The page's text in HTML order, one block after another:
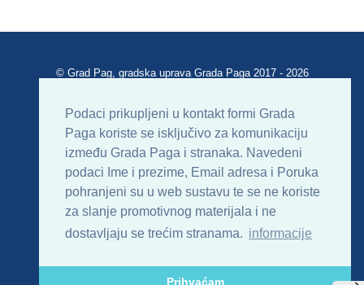
Podaci prikupljeni u kontakt formi Grada
Paga koriste se isključivo za komunikaciju
između Grada Paga i stranaka. Navedeni
podaci Ime i prezime, Email adresa i Poruka
pohranjeni su u web sustavu te se ne koriste
za slanje promotivnog materijala i ne
dostavljaju se trećim stranama. informacije
Prihvaćam
© Grad Pag, gradska uprava Grada Paga 2017 - 2026
Uvjeti korištenja Impressum
Kontakt
Sitemap
RSS